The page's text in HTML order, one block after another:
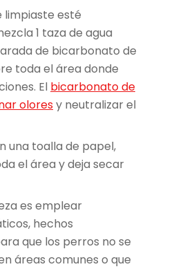
limpiaste esté
1 taza de agua
de bicarbonato de
toda el área donde
El bicarbonato de
oloresy neutralizar el
una toalla de papel,
el área y deja secar
es emplear
hechos
que los perros no se
áreas comunes o que